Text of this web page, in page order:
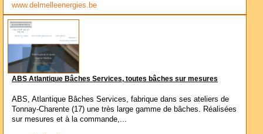
www.delmelleenergies.be
ABS Atlantique Bâches Services, toutes bâches sur mesures
ABS, Atlantique Bâches Services, fabrique dans ses ateliers de
Tonnay-Charente (17) une très large gamme de bâches. Réalisées
sur mesures et à la commande,...